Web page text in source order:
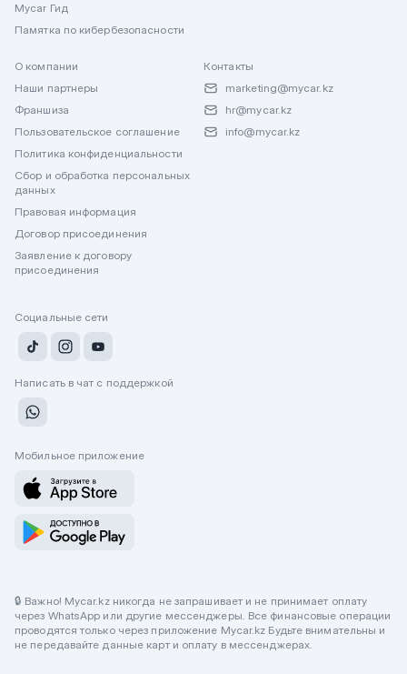
Mycar Гид
Памятка по кибербезопасности
О компании
Наши партнеры
Франшиза
Пользовательское соглашение
Политика конфиденциальности
Сбор и обработка персональных
данных
Правовая информация
Договор присоединения
Заявление к договору
присоединения
Контакты
marketing@mycar.kz
hr@mycar.kz
info@mycar.kz
Социальные сети
Написать в чат с поддержкой
Мобильное приложение
🔒 Важно! Mycar.kz никогда не запрашивает и не принимает оплату
через WhatsApp или другие мессенджеры. Все финансовые операции
проводятся только через приложение Mycar.kz Будьте внимательны и
не передавайте данные карт и оплату в мессенджерах.